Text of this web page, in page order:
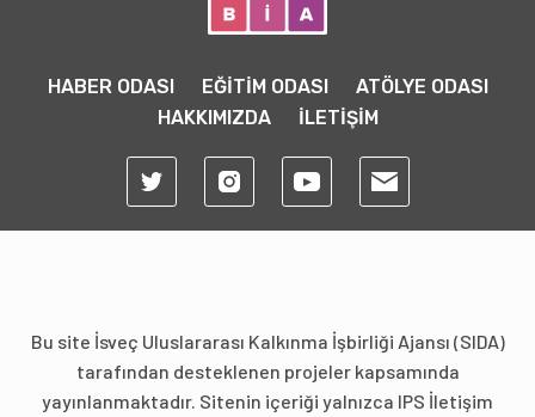
HABER ODASI EĞİTİM ODASI
ATÖLYE ODASI
HAKKIMIZDA
İLETİŞİM
Bu site İsveç Uluslararası Kalkınma İşbirliği Ajansı (SIDA)
tarafından desteklenen projeler kapsamında
yayınlanmaktadır. Sitenin içeriği yalnızca IPS İletişim